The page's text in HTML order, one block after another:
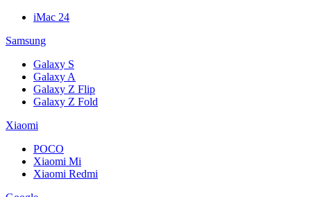
iMac 24
Samsung
Galaxy S
Galaxy A
Galaxy Z Flip
Galaxy Z Fold
Xiaomi
POCO
Xiaomi Mi
Xiaomi Redmi